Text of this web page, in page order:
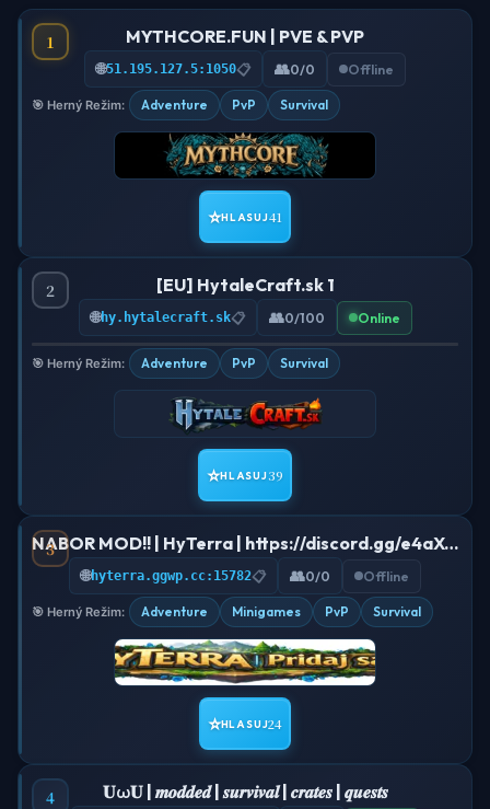
1 MYTHCORE.FUN | PVE & PVP
🌐51.195.127.5:1050📋 👥0/0 Offline
🎯 Herný Režim: Adventure PvP Survival
⭐HLASUJ41
2 [EU] HytaleCraft.sk 1
🌐hy.hytalecraft.sk📋 👥0/100 Online
🎯 Herný Režim: Adventure PvP Survival
⭐HLASUJ39
3 NABOR MOD!! | HyTerra | https://discord.gg/e4aXSb7mRG
🌐hyterra.ggwp.cc:15782📋 👥0/0 Offline
🎯 Herný Režim: Adventure Minigames PvP Survival
⭐HLASUJ24
4 𝐔ω𝐔 | 𝒎𝒐𝒅𝒅𝒆𝒅 | 𝒔𝒖𝒓𝒗𝒊𝒗𝒂𝒍 | 𝒄𝒓𝒂𝒕𝒆𝒔 | 𝒒𝒖𝒆𝒔𝒕𝒔